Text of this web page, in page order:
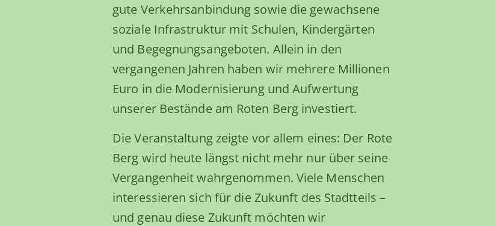
gute Verkehrsanbindung sowie die gewachsene
soziale Infrastruktur mit Schulen, Kindergärten
und Begegnungsangeboten. Allein in den
vergangenen Jahren haben wir mehrere Millionen
Euro in die Modernisierung und Aufwertung
unserer Bestände am Roten Berg investiert.
Die Veranstaltung zeigte vor allem eines: Der Rote
Berg wird heute längst nicht mehr nur über seine
Vergangenheit wahrgenommen. Viele Menschen
interessieren sich für die Zukunft des Stadtteils –
und genau diese Zukunft möchten wir